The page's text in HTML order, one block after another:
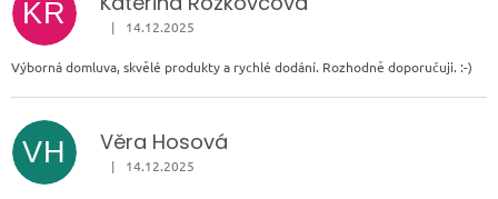
KR
Hodnocení obchodu je 5 z 5 hvězdiček.
| 14.12.2025
Výborná domluva, skvělé produkty a rychlé dodání. Rozhodně doporučuji. :-)
VH Věra Hosová
Hodnocení obchodu je 5 z 5 hvězdiček.
| 14.12.2025